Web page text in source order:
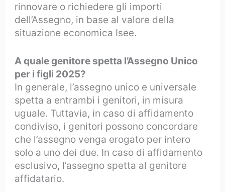
rinnovare o richiedere gli importi
dell’Assegno, in base al valore della
situazione economica Isee.
A quale genitore spetta l’Assegno Unico
per i figli 2025?
In generale, l’assegno unico e universale
spetta a entrambi i genitori, in misura
uguale. Tuttavia, in caso di affidamento
condiviso, i genitori possono concordare
che l’assegno venga erogato per intero
solo a uno dei due. In caso di affidamento
esclusivo, l’assegno spetta al genitore
affidatario.